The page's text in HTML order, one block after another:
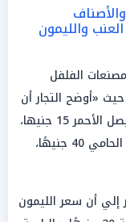
والليمون
الفلفل
حيث «أوضح التجار أن
سعر البصل المتوسط الجودة 8 جنيهات، والبصل الأحمر 15 جنيها،
والفلفل الأحمر والشطة 60 جنيهًا، والفلفل الحامي 40 جنيهًا،
إلي أن سعر الليمون